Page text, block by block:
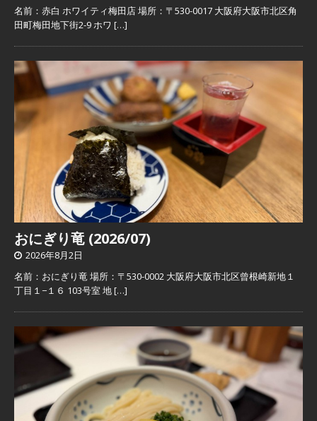
名前：赤白 ホワイティ梅田店 場所：〒530-0017 大阪府大阪市北区角
田町梅田地下街2-9 ホワ […]
おにぎり竜 (2026/07)
2026年8月2日
名前：おにぎり竜 場所：〒530-0002 大阪府大阪市北区曾根崎新地１
丁目１−１６ 103号室 地[…]